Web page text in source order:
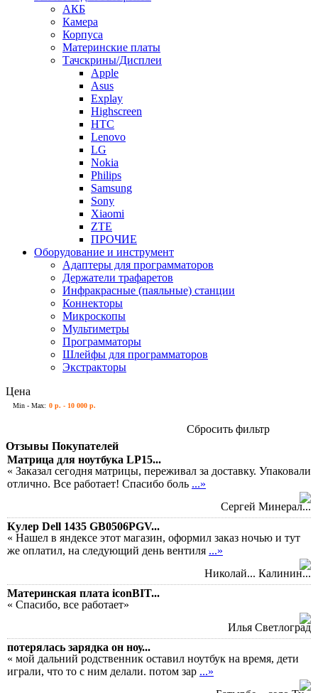
АКБ
Камера
Корпуса
Материнские платы
Тачскрины/Дисплеи
Apple
Asus
Explay
Highscreen
HTC
Lenovo
LG
Nokia
Philips
Samsung
Sony
Xiaomi
ZTE
ПРОЧИЕ
Оборудование и инструмент
Адаптеры для программаторов
Держатели трафаретов
Инфракрасные (паяльные) станции
Коннекторы
Микроскопы
Мультиметры
Программаторы
Шлейфы для программаторов
Экстракторы
Цена
Min - Max: 0 р. - 10 000 р.
Сбросить фильтр
Отзывы Покупателей
Матрица для ноутбука LP15...
« Заказал сегодня матрицы, переживал за доставку. Упаковали
отлично. Все работает! Спасибо боль ...»
Сергей Минерал...
Кулер Dell 1435 GB0506PGV...
« Нашел в яндексе этот магазин, оформил заказ ночью и тут
же оплатил, на следующий день вентиля ...»
Николай... Калинин...
Материнская плата iconBIT...
« Спасибо, все работает»
Илья Светлоград
потерялась зарядка он ноу...
« мой дальний родственник оставил ноутбук на время, дети
играли, что то с ним делали. потом зар ...»